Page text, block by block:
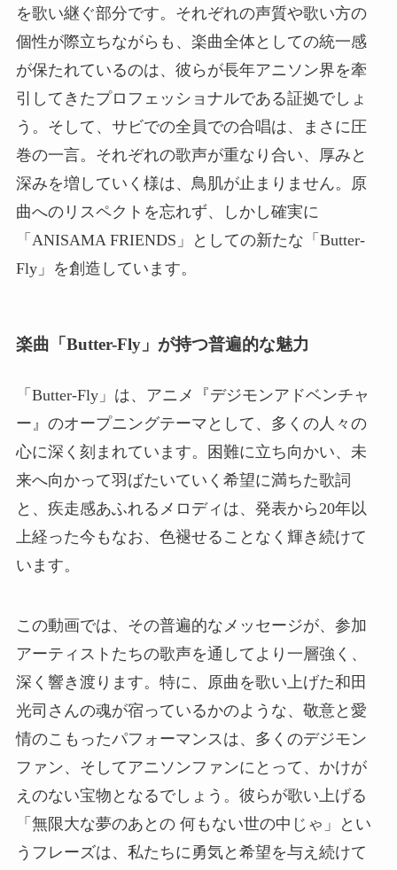
を歌い継ぐ部分です。それぞれの声質や歌い方の
個性が際立ちながらも、楽曲全体としての統一感
が保たれているのは、彼らが長年アニソン界を牽
引してきたプロフェッショナルである証拠でしょ
う。そして、サビでの全員での合唱は、まさに圧
巻の一言。それぞれの歌声が重なり合い、厚みと
深みを増していく様は、鳥肌が止まりません。原
曲へのリスペクトを忘れず、しかし確実に
「ANISAMA FRIENDS」としての新たな「Butter-
Fly」を創造しています。
楽曲「Butter-Fly」が持つ普遍的な魅力
「Butter-Fly」は、アニメ『デジモンアドベンチャ
ー』のオープニングテーマとして、多くの人々の
心に深く刻まれています。困難に立ち向かい、未
来へ向かって羽ばたいていく希望に満ちた歌詞
と、疾走感あふれるメロディは、発表から20年以
上経った今もなお、色褪せることなく輝き続けて
います。
この動画では、その普遍的なメッセージが、参加
アーティストたちの歌声を通してより一層強く、
深く響き渡ります。特に、原曲を歌い上げた和田
光司さんの魂が宿っているかのような、敬意と愛
情のこもったパフォーマンスは、多くのデジモン
ファン、そしてアニソンファンにとって、かけが
えのない宝物となるでしょう。彼らが歌い上げる
「無限大な夢のあとの 何もない世の中じゃ」とい
うフレーズは、私たちに勇気と希望を与え続けて